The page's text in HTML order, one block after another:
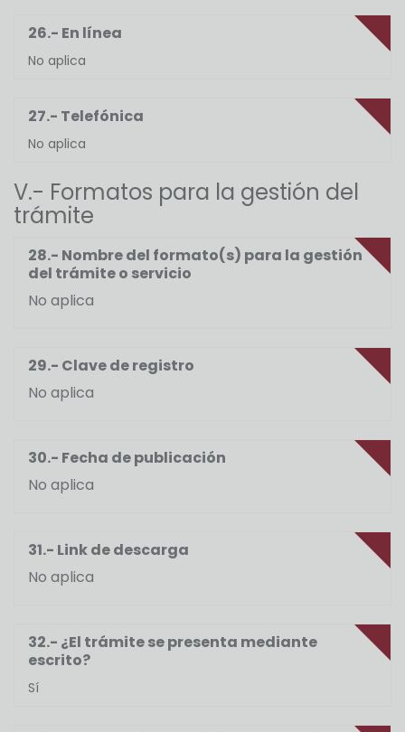
26.- En línea
No aplica
27.- Telefónica
No aplica
V.- Formatos para la gestión del
trámite
28.- Nombre del formato(s) para la gestión
del trámite o servicio
No aplica
29.- Clave de registro
No aplica
30.- Fecha de publicación
No aplica
31.- Link de descarga
No aplica
32.- ¿El trámite se presenta mediante
escrito?
Sí